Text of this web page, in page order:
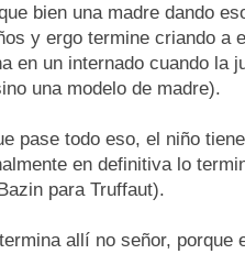
bien una madre dando
y ergo termine criando a
en un internado cuando la
una modelo de madre).
pase todo eso, el niño
en definitiva lo
para Truffaut).
allí no señor, porque